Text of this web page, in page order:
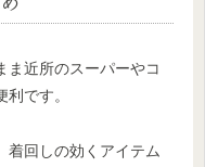
ま近所のスーパーやコ
です。
着回しの効くアイテム